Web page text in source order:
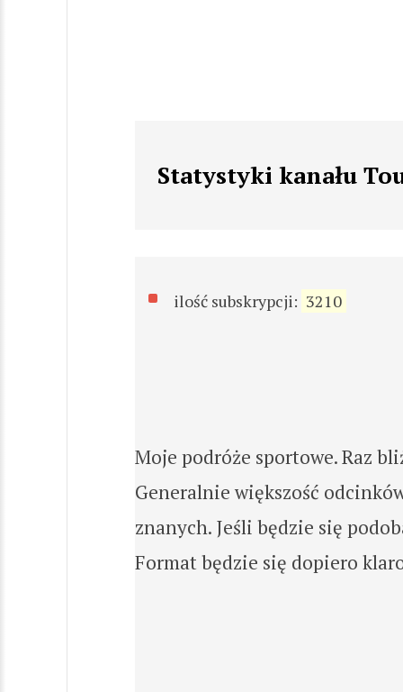
Statystyki kanału
ilość subskrypcji: 3210
Moje podróże sportowe. Raz
Generalnie większość
znanych. Jeśli będzie się
Format będzie się dopiero